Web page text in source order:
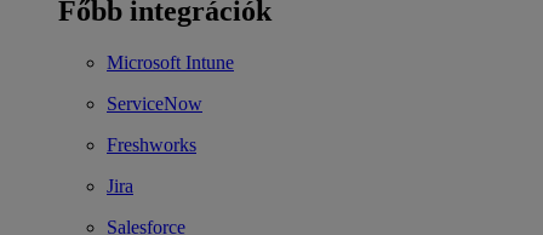
Főbb integrációk
Microsoft Intune
ServiceNow
Freshworks
Jira
Salesforce